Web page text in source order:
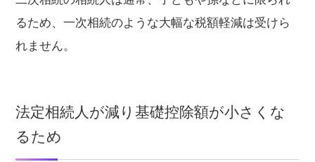
るため、一次相続のような大幅な税額軽減は受けら
れません。
法定相続人が減り基礎控除額が小さくな
るため